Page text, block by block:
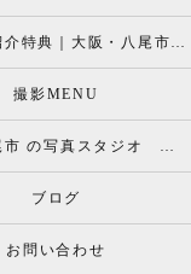
お友だち紹介特典｜大阪・八尾市 記念写真撮影なら岡本スタジオへ
撮影MENU
大阪・八尾市 の写真スタジオ 岡本スタジオ2026年七五三撮影特設ページ
ブログ
お問い合わせ